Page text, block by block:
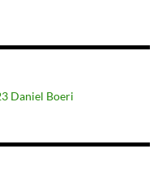
Daniel Boeri